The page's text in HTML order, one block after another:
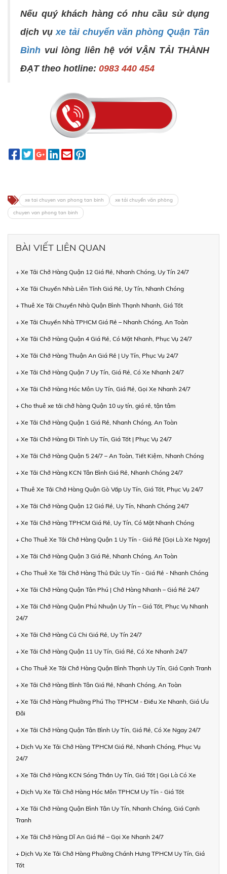
Nếu quý khách hàng có nhu cầu sử dụng
dịch vụ xe tải chuyển văn phòng Quận Tân
Bình vui lòng liên hệ với VẬN TẢI THÀNH
ĐẠTtheo hotline: 0983 440 454
xe tai chuyen van phong tan binh
xe tải chuyển văn phòng
chuyen van phong tan binh
BÀI VIẾT LIÊN QUAN
+ Xe Tải Chở Hàng Quận 12 Giá Rẻ, Nhanh Chóng, Uy Tín 24/7
+ Xe Tải Chuyển Nhà Liên Tỉnh Giá Rẻ, Uy Tín, Nhanh Chóng
+ Thuê Xe Tải Chuyển Nhà Quận Bình Thạnh Nhanh, Giá Tốt
+ Xe Tải Chuyển Nhà TPHCM Giá Rẻ – Nhanh Chóng, An Toàn
+ Xe Tải Chở Hàng Quận 4 Giá Rẻ, Có Mặt Nhanh, Phục Vụ 24/7
+ Xe Tải Chở Hàng Thuận An Giá Rẻ | Uy Tín, Phục Vụ 24/7
+ Xe Tải Chở Hàng Quận 7 Uy Tín, Giá Rẻ, Có Xe Nhanh 24/7
+ Xe Tải Chở Hàng Hóc Môn Uy Tín, Giá Rẻ, Gọi Xe Nhanh 24/7
+ Cho thuê xe tải chở hàng Quận 10 uy tín, giá rẻ, tận tâm
+ Xe Tải Chở Hàng Quận 1 Giá Rẻ, Nhanh Chóng, An Toàn
+ Xe Tải Chở Hàng Đi Tỉnh Uy Tín, Giá Tốt | Phục Vụ 24/7
+ Xe Tải Chở Hàng Quận 5 24/7 – An Toàn, Tiết Kiệm, Nhanh Chóng
+ Xe Tải Chở Hàng KCN Tân Bình Giá Rẻ, Nhanh Chóng 24/7
+ Thuê Xe Tải Chở Hàng Quận Gò Vấp Uy Tín, Giá Tốt, Phục Vụ 24/7
+ Xe Tải Chở Hàng Quận 12 Giá Rẻ, Uy Tín, Nhanh Chóng 24/7
+ Xe Tải Chở Hàng TPHCM Giá Rẻ, Uy Tín, Có Mặt Nhanh Chóng
+ Cho Thuê Xe Tải Chở Hàng Quận 1 Uy Tín - Giá Rẻ [Gọi Là Xe Ngay]
+ Xe Tải Chở Hàng Quận 3 Giá Rẻ, Nhanh Chóng, An Toàn
+ Cho Thuê Xe Tải Chở Hàng Thủ Đức Uy Tín - Giá Rẻ - Nhanh Chóng
+ Xe Tải Chở Hàng Quận Tân Phú | Chở Hàng Nhanh – Giá Rẻ 24/7
+ Xe Tải Chở Hàng Quận Phú Nhuận Uy Tín – Giá Tốt, Phục Vụ Nhanh
24/7
+ Xe Tải Chở Hàng Củ Chi Giá Rẻ, Uy Tín 24/7
+ Xe Tải Chở Hàng Quận 11 Uy Tín, Giá Rẻ, Có Xe Nhanh 24/7
+ Cho Thuê Xe Tải Chở Hàng Quận Bình Thạnh Uy Tín, Giá Cạnh Tranh
+ Xe Tải Chở Hàng Bình Tân Giá Rẻ, Nhanh Chóng, An Toàn
+ Xe Tải Chở Hàng Phường Phú Thọ TPHCM - Điều Xe Nhanh, Giá Ưu
Đãi
+ Xe Tải Chở Hàng Quận Tân Bình Uy Tín, Giá Rẻ, Có Xe Ngay 24/7
+ Dịch Vụ Xe Tải Chở Hàng TPHCM Giá Rẻ, Nhanh Chóng, Phục Vụ
24/7
+ Xe Tải Chở Hàng KCN Sóng Thần Uy Tín, Giá Tốt | Gọi Là Có Xe
+ Dịch Vụ Xe Tải Chở Hàng Hóc Môn TPHCM Uy Tín - Giá Tốt
+ Xe Tải Chở Hàng Quận Bình Tân Uy Tín, Nhanh Chóng, Giá Cạnh
Tranh
+ Xe Tải Chở Hàng Dĩ An Giá Rẻ – Gọi Xe Nhanh 24/7
+ Dịch Vụ Xe Tải Chở Hàng Phường Chánh Hưng TPHCM Uy Tín, Giá
Tốt